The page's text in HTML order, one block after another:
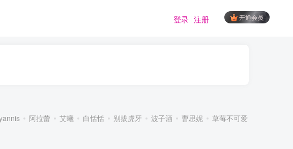
开通会员
登录 注册
阿拉蕾 艾曦 白恬恬 别拔虎牙 波子酒 曹思妮 草莓不可爱